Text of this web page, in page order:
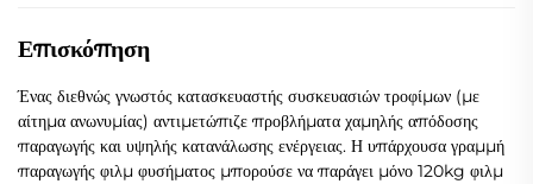
Επισκόπηση
Ένας διεθνώς γνωστός κατασκευαστής συσκευασιών τροφίμων (με
αίτημα ανωνυμίας) αντιμετώπιζε προβλήματα χαμηλής απόδοσης
παραγωγής και υψηλής κατανάλωσης ενέργειας. Η υπάρχουσα γραμμή
παραγωγής φιλμ φυσήματος μπορούσε να παράγει μόνο 120kg φιλμ